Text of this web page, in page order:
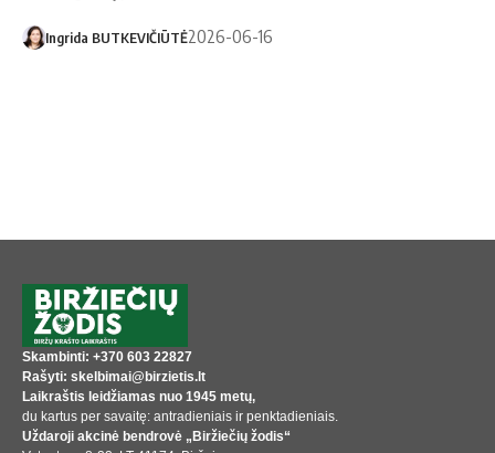
Ingrida BUTKEVIČIŪTĖ2026-06-16
Skambinti: +370 603 22827
Rašyti: skelbimai@birzietis.lt
Laikraštis leidžiamas nuo 1945 metų,
du kartus per savaitę: antradieniais ir penktadieniais.
Uždaroji akcinė bendrovė „Biržiečių žodis“